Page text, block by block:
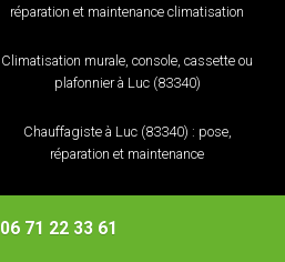
réparation et maintenance climatisation
Climatisation murale, console, cassette ou
plafonnier à Luc (83340)
Chauffagiste à Luc (83340) : pose,
réparation et maintenance
et maintenance climatisation
06 71 22 33 61